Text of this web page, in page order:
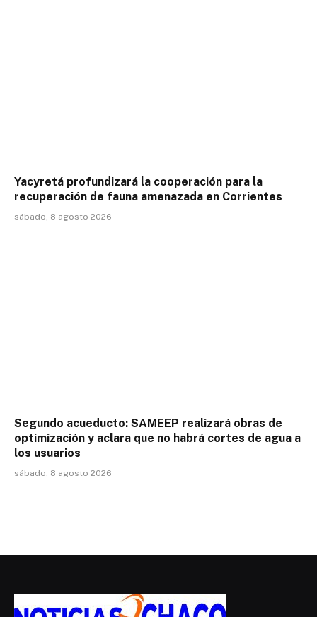
Yacyretá profundizará la cooperación para la
recuperación de fauna amenazada en Corrientes
sábado, 8 agosto 2026
Segundo acueducto: SAMEEP realizará obras de
optimización y aclara que no habrá cortes de agua a
los usuarios
sábado, 8 agosto 2026